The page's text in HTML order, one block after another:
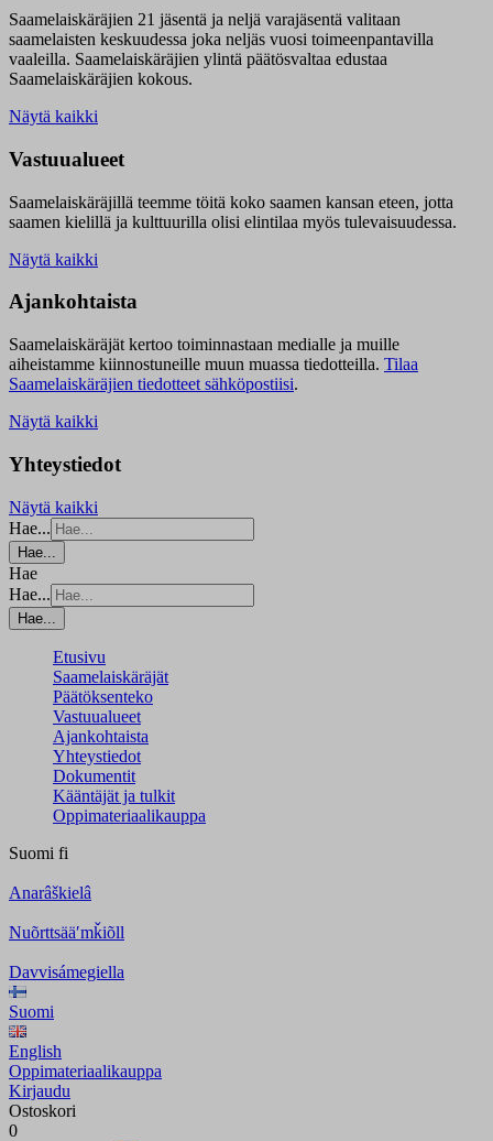
Saamelaiskäräjien 21 jäsentä ja neljä varajäsentä valitaan
saamelaisten keskuudessa joka neljäs vuosi toimeenpantavilla
vaaleilla. Saamelaiskäräjien ylintä päätösvaltaa edustaa
Saamelaiskäräjien kokous.
Näytä kaikki
Vastuualueet
Saamelaiskäräjillä teemme töitä koko saamen kansan eteen, jotta
saamen kielillä ja kulttuurilla olisi elintilaa myös tulevaisuudessa.
Näytä kaikki
Ajankohtaista
Saamelaiskäräjät kertoo toiminnastaan medialle ja muille
aiheistamme kiinnostuneille muun muassa tiedotteilla. Tilaa
Saamelaiskäräjien tiedotteet sähköpostiisi.
Näytä kaikki
Yhteystiedot
Näytä kaikki
Hae...
Hae...
Hae
Hae...
Hae...
Etusivu
Saamelaiskäräjät
Päätöksenteko
Vastuualueet
Ajankohtaista
Yhteystiedot
Dokumentit
Kääntäjät ja tulkit
Oppimateriaalikauppa
Suomi fi
Anarâškielâ
Nuõrttsääʹmǩiõll
Davvisámegiella
Suomi
English
Oppimateriaalikauppa
Kirjaudu
Ostoskori
0